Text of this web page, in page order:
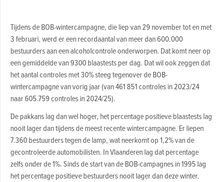
Tijdens de BOB-wintercampagne, die liep van 29 november tot en met
3 februari, werd er een recordaantal van meer dan 600.000
bestuurders aan een alcoholcontrole onderworpen. Dat komt neer op
een gemiddelde van 9300 blaastests per dag. Dat wil ook zeggen dat
het aantal controles met 30% steeg tegenover de BOB-
wintercampagne van vorig jaar (van 461 851 controles in 2023/24
naar 605.759 controles in 2024/25).
De pakkans lag dan wel hoger, het percentage positieve blaastests lag
nooit lager dan tijdens de meest recente wintercampagne. Er liepen
7.360 bestuurders tegen de lamp, wat neerkomt op 1,2% van de
gecontroleerde automobilisten. In Vlaanderen lag dat percentage
zelfs onder de 1%. Sinds de start van de BOB-campagnes in 1995 lag
het percentage positieve bestuurders nooit lager dan deze winter.